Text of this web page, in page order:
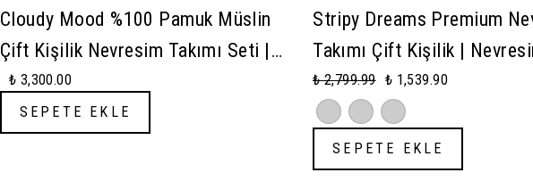
Cloudy Mood %100 Pamuk Müslin
Çift Kişilik Nevresim Takımı Seti |
Nevresim + Çarşaf + Yastık Kılıfı -
CAMEL
₺ 3,300.00
SEPETE EKLE
Stripy Dreams Premium
Takımı Çift Kişilik |
Adet Yastık Kılıfı,düz
₺ 2,799.99 ₺ 1,539.90
SEPETE EKLE